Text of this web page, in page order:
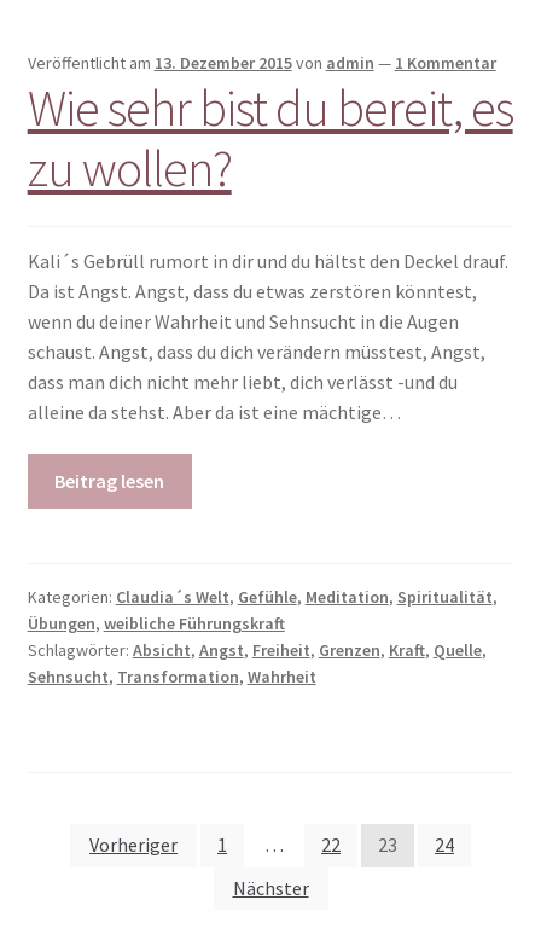
Veröffentlicht am 13. Dezember 2015von admin — 1 Kommentar
Wie sehr bist du bereit, es
zu wollen?
Kali´s Gebrüll rumort in dir und du hältst den Deckel drauf.
Da ist Angst. Angst, dass du etwas zerstören könntest,
wenn du deiner Wahrheit und Sehnsucht in die Augen
schaust. Angst, dass du dich verändern müsstest, Angst,
dass man dich nicht mehr liebt, dich verlässt -und du
alleine da stehst. Aber da ist eine mächtige…
Beitrag lesen
Kategorien: Claudia´s Welt, Gefühle, Meditation, Spiritualität,
Übungen, weibliche Führungskraft
Schlagwörter: Absicht, Angst, Freiheit, Grenzen, Kraft, Quelle,
Sehnsucht, Transformation, Wahrheit
Seitennummerierung
Vorheriger 1 … 22 23
24
Nächster